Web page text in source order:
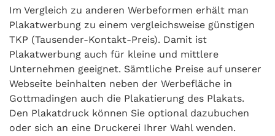
Im Vergleich zu anderen Werbeformen erhält man
Plakatwerbung zu einem vergleichsweise günstigen
TKP (Tausender-Kontakt-Preis). Damit ist
Plakatwerbung auch für kleine und mittlere
Unternehmen geeignet. Sämtliche Preise auf unserer
Webseite beinhalten neben der Werbefläche in
Gottmadingen auch die Plakatierung des Plakats.
Den Plakatdruck können Sie optional dazubuchen
oder sich an eine Druckerei Ihrer Wahl wenden.